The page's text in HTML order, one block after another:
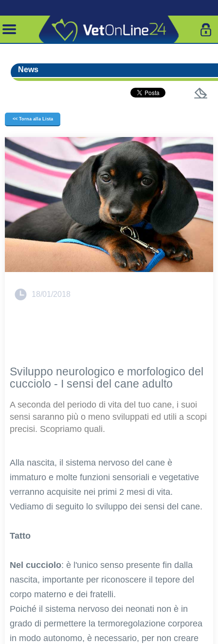
News
<< Torna alla Lista
18/01/2018
Sviluppo neurologico e morfologico del
cucciolo - I sensi del cane adulto
A seconda del periodo di vita del tuo cane, i suoi
sensi saranno più o meno sviluppati ed utili a scopi
precisi. Scopriamo quali.
Alla nascita, il sistema nervoso del cane è
immaturo e molte funzioni sensoriali e vegetative
verranno acquisite nei primi 2 mesi di vita.
Vediamo di seguito lo sviluppo dei sensi del cane.
Tatto
Nel cucciolo: è l'unico senso presente fin dalla
nascita, importante per riconoscere il tepore del
corpo materno e dei fratelli.
Poiché il sistema nervoso dei neonati non è in
grado di permettere la termoregolazione corporea
in modo autonomo, è necessario, per non creare